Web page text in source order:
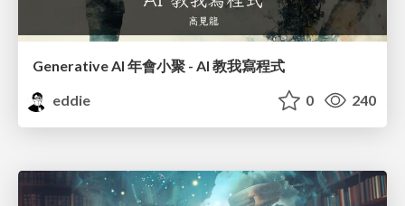
Generative AI 年會小聚 - AI 教我寫程式
eddie
0 240